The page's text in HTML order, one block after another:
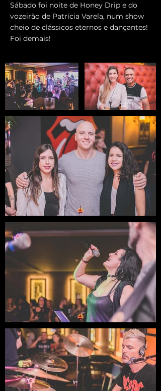
Sábado foi noite de Honey Drip e do
vozeirão de Patrícia Varela, num show
cheio de clássicos eternos e dançantes!
Foi demais!